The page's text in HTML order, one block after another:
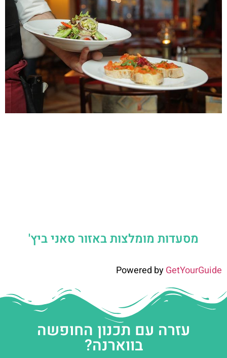
מסעדות מומלצות באזור סאני ביץ'
Powered byGetYourGuide
עזרה עם תכנון החופשה
בווארנה?